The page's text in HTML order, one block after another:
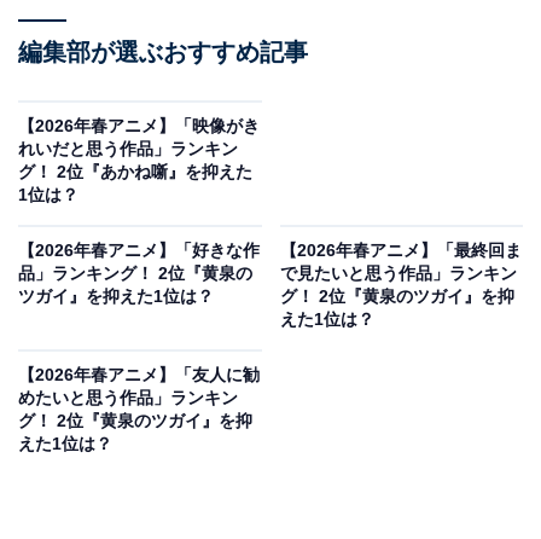
やかに盗みを働く頭脳明晰（めいせき）さとキザな振る
舞いで、多くのファンを魅了し続けています。コナンに
ションを見せる関係性も人気の秘訣（ひけつ）です。
回答者コメント
「イケメンで格好良いからです。白いマントとシル
クハットという登場シーンだけで目を引くビジュア
ルが魅力です」（50代男性／東京都）
「まず顔がかっこいいところ。頭が良くて余裕があ
編集部が選ぶおすすめ記事
【2026年春アニメ】「映像がき
れいだと思う作品」ランキン
グ！ 2位『あかね噺』を抑えた
1位は？
【2026年春アニメ】「好きな作
品」ランキング！ 2位『黄泉の
ツガイ』を抑えた1位は？
【2026年春アニメ】「最終回ま
で見たいと思う作品」ランキン
グ！ 2位『黄泉のツガイ』を抑
えた1位は？
【2026年春アニメ】「友人に勧
めたいと思う作品」ランキン
グ！ 2位『黄泉のツガイ』を抑
えた1位は？